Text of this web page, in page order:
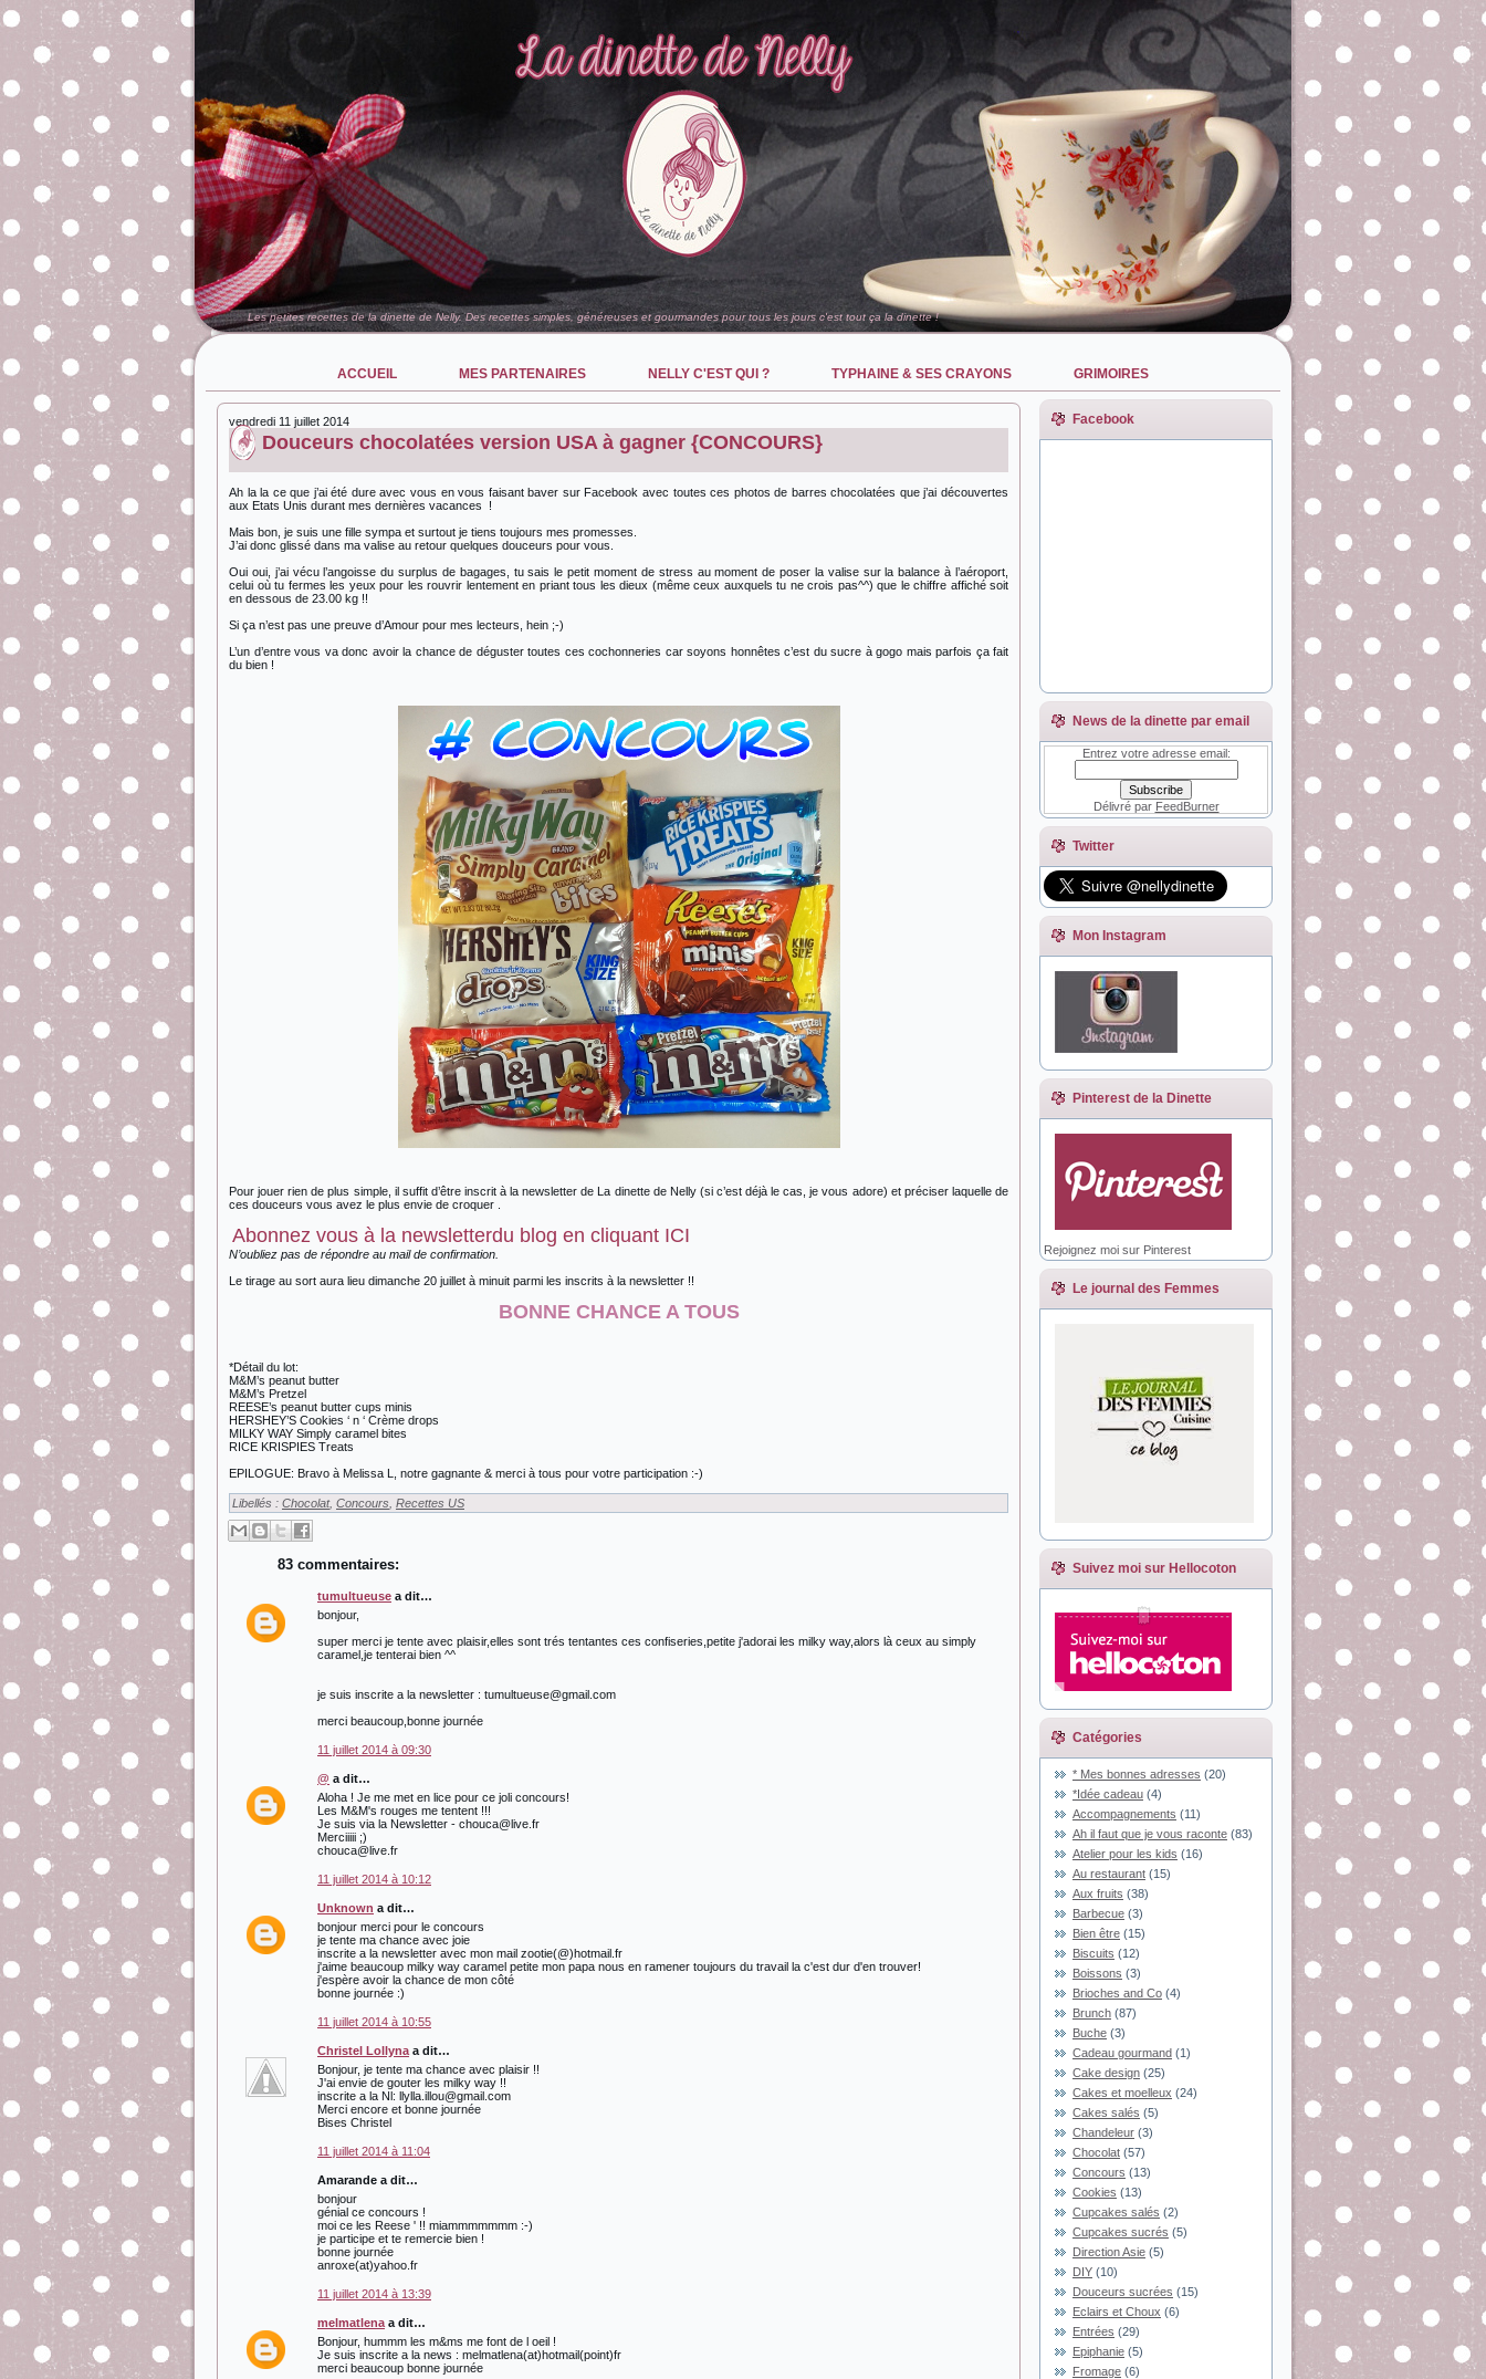
Les petites recettes de la dinette de Nelly. Des recettes simples, généreuses et gourmandes pour tous les jours c'est tout ça la dinette !
ACCUEIL MES PARTENAIRES NELLY C'EST QUI ? TYPHAINE & SES CRAYONS GRIMOIRES
vendredi 11 juillet 2014
Douceurs chocolatées version USA à gagner {CONCOURS}
Ah la la ce que j’ai été dure avec vous en vous faisant baver sur Facebook avec toutes ces photos de barres chocolatées que j’ai découvertes
aux Etats Unis durant mes dernières vacances !
Mais bon, je suis une fille sympa et surtout je tiens toujours mes promesses.
J’ai donc glissé dans ma valise au retour quelques douceurs pour vous.
Oui oui, j’ai vécu l’angoisse du surplus de bagages, tu sais le petit moment de stress au moment de poser la valise sur la balance à l’aéroport,
celui où tu fermes les yeux pour les rouvrir lentement en priant tous les dieux (même ceux auxquels tu ne crois pas^^) que le chiffre affiché soit
en dessous de 23.00 kg !!
Si ça n’est pas une preuve d’Amour pour mes lecteurs, hein ;-)
L’un d’entre vous va donc avoir la chance de déguster toutes ces cochonneries car soyons honnêtes c’est du sucre à gogo mais parfois ça fait
du bien !
Pour jouer rien de plus simple, il suffit d’être inscrit à la newsletter de La dinette de Nelly (si c’est déjà le cas, je vous adore) et préciser laquelle de
ces douceurs vous avez le plus envie de croquer .
Abonnez vous à la newsletterdu blog en cliquant ICI
N’oubliez pas de répondre au mail de confirmation.
Le tirage au sort aura lieu dimanche 20 juillet à minuit parmi les inscrits à la newsletter !!
BONNE CHANCE A TOUS
*Détail du lot:
M&M’s peanut butter
M&M’s Pretzel
REESE’s peanut butter cups minis
HERSHEY’S Cookies ‘ n ‘ Crème drops
MILKY WAY Simply caramel bites
RICE KRISPIES Treats
EPILOGUE: Bravo à Melissa L, notre gagnante & merci à tous pour votre participation :-)
Libellés : Chocolat, Concours Recettes US
83 commentaires:
tumultueuse a dit…
bonjour,
super merci je tente avec plaisir,elles sont trés tentantes ces confiseries,petite j'adorai les milky way,alors là ceux au simply
caramel,je tenterai bien ^^
je suis inscrite a la newsletter : tumultueuse@gmail.com
merci beaucoup,bonne journée
11 juillet 2014 à 09:30
@ a dit…
Aloha ! Je me met en lice pour ce joli concours!
Les M&M's rouges me tentent !!!
Je suis via la Newsletter - chouca@live.fr
Merciiiii ;)
chouca@live.fr
11 juillet 2014 à 10:12
Unknown a dit…
bonjour merci pour le concours
je tente ma chance avec joie
inscrite a la newsletter avec mon mail zootie(@)hotmail.fr
j'aime beaucoup milky way caramel petite mon papa nous en ramener toujours du travail la c'est dur d'en trouver!
j'espère avoir la chance de mon côté
bonne journée :)
11 juillet 2014 à 10:55
Christel Lollyna a dit…
Bonjour, je tente ma chance avec plaisir !!
J'ai envie de gouter les milky way !!
inscrite a la Nl: llylla.illou@gmail.com
Merci encore et bonne journée
Bises Christel
11 juillet 2014 à 11:04
Amarande a dit…
bonjour
génial ce concours !
moi ce les Reese ' !! miammmmmmm :-)
je participe et te remercie bien !
bonne journée
anroxe(at)yahoo.fr
11 juillet 2014 à 13:39
melmatlena a dit…
Bonjour, hummm les m&ms me font de l oeil !
Je suis inscrite a la news : melmatlena(at)hotmail(point)fr
merci beaucoup bonne journée
Facebook
News de la dinette par email
Entrez votre adresse email:
Délivré par FeedBurner
Twitter
Mon Instagram
Pinterest de la Dinette
Rejoignez moi sur Pinterest
Le journal des Femmes
Suivez moi sur Hellocoton
Catégories
* Mes bonnes adresses (20)
*Idée cadeau (4)
Accompagnements (11)
Ah il faut que je vous raconte (83)
Atelier pour les kids (16)
Au restaurant (15)
Aux fruits (38)
Barbecue (3)
Bien être (15)
Biscuits (12)
Boissons (3)
Brioches and Co (4)
Brunch (87)
Buche (3)
Cadeau gourmand (1)
Cake design (25)
Cakes et moelleux (24)
Cakes salés (5)
Chandeleur (3)
Chocolat (57)
Concours (13)
Cookies (13)
Cupcakes salés (2)
Cupcakes sucrés (5)
Direction Asie (5)
DIY (10)
Douceurs sucrées (15)
Eclairs et Choux (6)
Entrées (29)
Epiphanie (5)
Fromage (6)